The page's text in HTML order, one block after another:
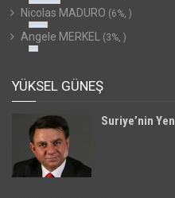
Nicolas MADURO (6%, )
Angele MERKEL (3%, )
YÜKSEL GÜNEŞ
Suriye’nin